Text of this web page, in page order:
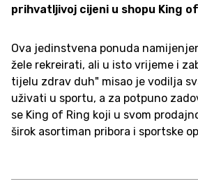
prihvatljivoj cijeni u shopu King
Ova jedinstvena ponuda
žele rekreirati, ali u isto vrijeme i
tijelu zdrav duh" misao je vodilja
uživati u sportu, a za potpuno
se King of Ring koji u svom
širok asortiman pribora i sportske